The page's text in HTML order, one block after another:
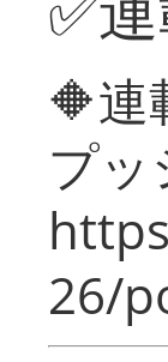
🔶
プッ
26/